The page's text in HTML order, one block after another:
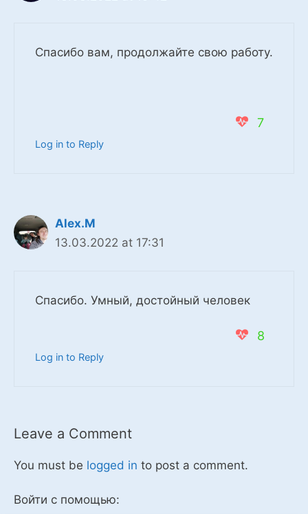
Спасибо вам, продолжайте свою работу.
7
Log in to Reply
Alex.M
13.03.2022 at 17:31
Спасибо. Умный, достойный человек
8
Log in to Reply
Leave a Comment
You must be logged in to post a comment.
Войти с помощью: